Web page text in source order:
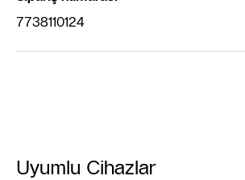
7738110124
Uyumlu Cihazlar